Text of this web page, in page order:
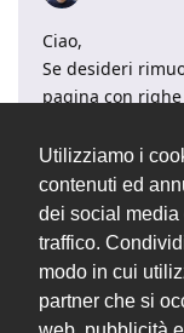
Utilizziamo i
contenuti ed
dei social
traffico.
modo in cui
partner che si
Ciao,
Se desideri
pagina con
https://
it/
Nella riga
parametro nella